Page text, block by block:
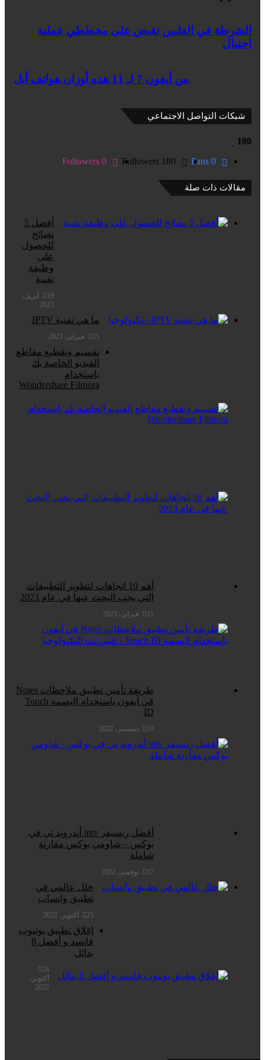
في
الفلبين
تقبض
الشرطة في الفلبين تقبض على مخططي عملية
احتيال
أيفون
11
هذه
من أيفون 7 لـ 11 هذه أوزان هواتف أبل
شبكات التواصل الاجتماعي
180
0
Fans
180
Followers
0
Followers
مقالات ذات صلة
أفضل 5
نصائح
للحصول
على
وظيفة
تقنية
19 أبريل،
2023
ما هي تقنية IPTV
25 فبراير، 2023
تقسيم وتقطيع مقاطع
الفيديو الخاصة بك
بإستخدام
Wondershare Filmora
أهم 10 اتجاهات لتطوير التطبيقات
التي يجب البحث عنها في عام 2023
11 فبراير، 2023
طريقة تأمين تطبيق ملاحظات Notes
في آيفون باستخدام البصمة Touch
ID
19 ديسمبر، 2022
أفضل ريسيفر iptv أندرويد تي في
بوكس – شاومي بوكس مقارنة
شاملة
17 نوفمبر، 2022
خلل عالمي في
تطبيق واتساب
25 أكتوبر، 2022
إغلاق تطبيق يوتيوب
فانسد و أفضل 8
بدائل
24
أكتوبر،
2022